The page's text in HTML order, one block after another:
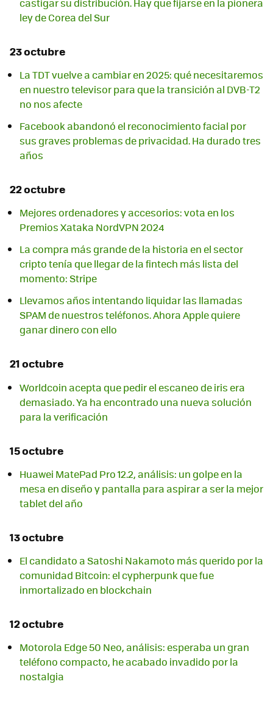
ley de Corea del Sur
23 octubre
La TDT vuelve a cambiar en 2025: qué necesitaremos
en nuestro televisor para que la transición al DVB-T2
no nos afecte
Facebook abandonó el reconocimiento facial por
sus graves problemas de privacidad. Ha durado tres
años
22 octubre
Mejores ordenadores y accesorios: vota en los
Premios Xataka NordVPN 2024
La compra más grande de la historia en el sector
cripto tenía que llegar de la fintech más lista del
momento: Stripe
Llevamos años intentando liquidar las llamadas
SPAM de nuestros teléfonos. Ahora Apple quiere
ganar dinero con ello
21 octubre
Worldcoin acepta que pedir el escaneo de iris era
demasiado. Ya ha encontrado una nueva solución
para la verificación
15 octubre
Huawei MatePad Pro 12.2, análisis: un golpe en la
mesa en diseño y pantalla para aspirar a ser la mejor
tablet del año
13 octubre
El candidato a Satoshi Nakamoto más querido por la
comunidad Bitcoin: el cypherpunk que fue
inmortalizado en blockchain
12 octubre
Motorola Edge 50 Neo, análisis: esperaba un gran
teléfono compacto, he acabado invadido por la
nostalgia